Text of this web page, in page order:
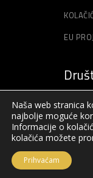
EU
© Sva
Naša web stranica
najbolje moguće
Informacije o
kolačića možete
Prihvaćam